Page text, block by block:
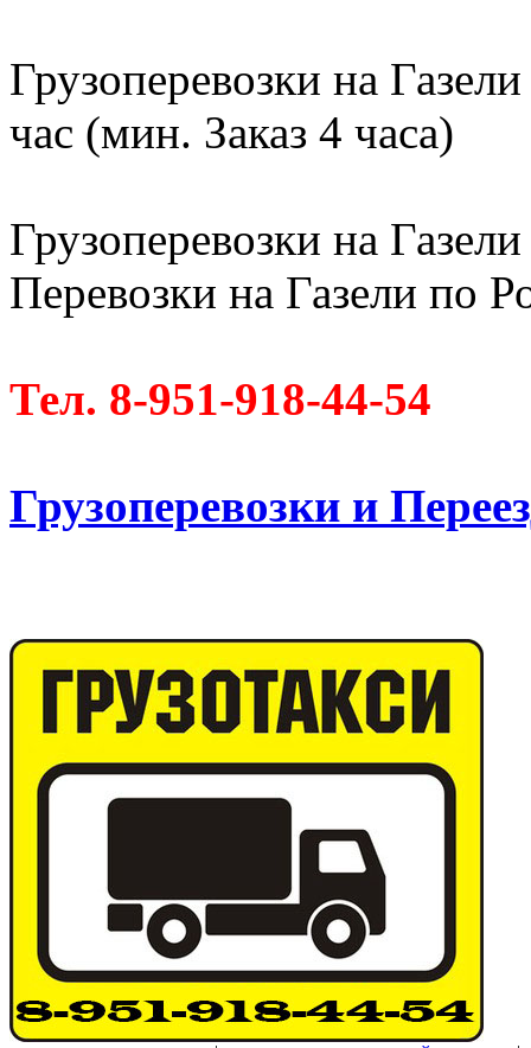
Грузоперевозки на
час (мин. Заказ 4 часа)
Грузоперевозки на
Перевозки на Газели по
Тел. 8-951-918-44-54
Грузоперевозки и